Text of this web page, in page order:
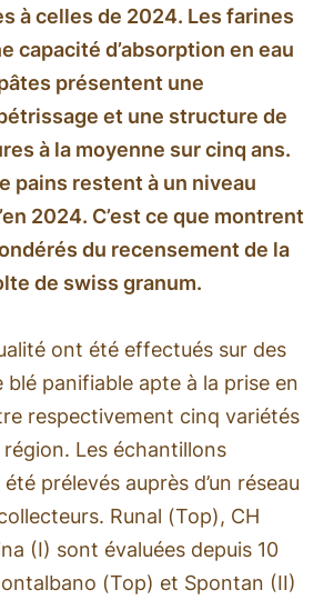
à celles de 2024. Les farines
capacité d’absorption en eau
présentent une
et une structure de
à la moyenne sur cinq ans.
pains restent à un niveau
2024. C’est ce que montrent
du recensement de la
de swiss granum.
ont été effectués sur des
blé panifiable apte à la prise en
respectivement cinq variétés
Les échantillons
prélevés auprès d’un réseau
Runal (Top), CH
(I) sont évaluées depuis 10
(Top) et Spontan (II)